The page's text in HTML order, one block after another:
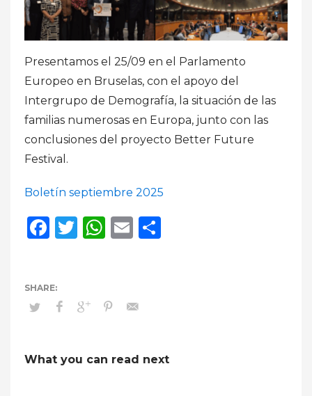
Presentamos el 25/09 en el Parlamento
Europeo en Bruselas, con el apoyo del
Intergrupo de Demografía, la situación de las
familias numerosas en Europa, junto con las
conclusiones del proyecto Better Future
Festival.
Boletín septiembre 2025
Facebook
Twitter
WhatsApp
Email
What you can read next